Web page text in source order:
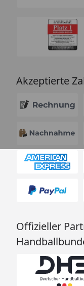
Akzeptierte
Offizieller